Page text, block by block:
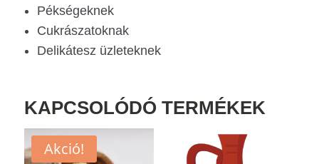
Pékségeknek
Cukrászatoknak
Delikátesz üzleteknek
KAPCSOLÓDÓ TERMÉKEK
Akció!